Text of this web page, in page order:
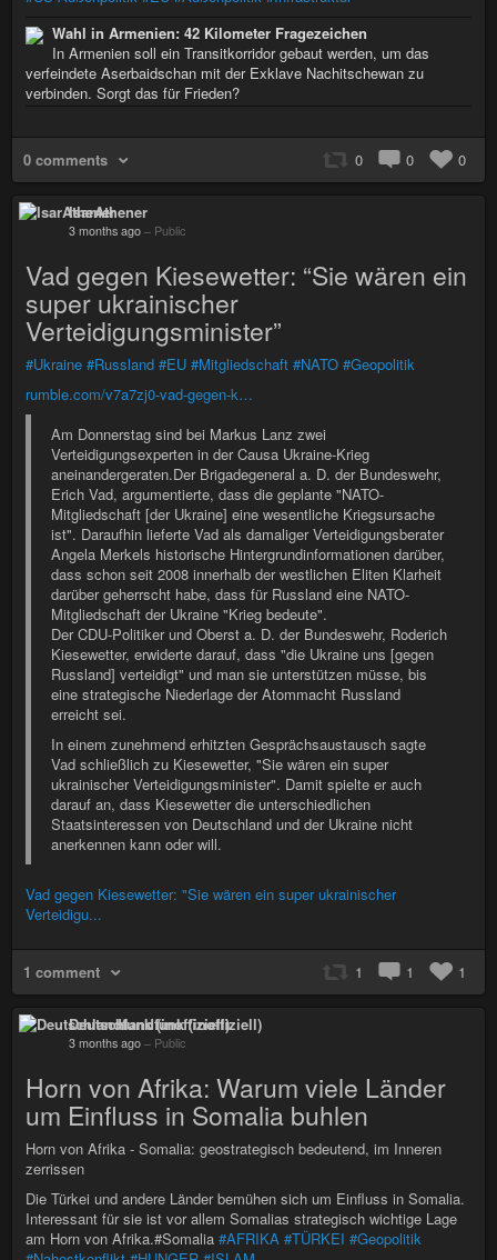
Wahl in Armenien: 42 Kilometer Fragezeichen
In Armenien soll ein Transitkorridor gebaut werden, um das
verfeindete Aserbaidschan mit der Exklave Nachitschewan zu
verbinden. Sorgt das für Frieden?
0 comments 0 0 0
IsarAthener
3 months ago – Public
Vad gegen Kiesewetter: “Sie wären ein
super ukrainischer
Verteidigungsminister”
#Ukraine #Russland #EU #Mitgliedschaft #NATO #Geopolitik
rumble.com/v7a7zj0-vad-gegen-k…
Am Donnerstag sind bei Markus Lanz zwei
Verteidigungsexperten in der Causa Ukraine-Krieg
aneinandergeraten.Der Brigadegeneral a. D. der Bundeswehr,
Erich Vad, argumentierte, dass die geplante "NATO-
Mitgliedschaft [der Ukraine] eine wesentliche Kriegsursache
ist". Daraufhin lieferte Vad als damaliger Verteidigungsberater
Angela Merkels historische Hintergrundinformationen darüber,
dass schon seit 2008 innerhalb der westlichen Eliten Klarheit
darüber geherrscht habe, dass für Russland eine NATO-
Mitgliedschaft der Ukraine "Krieg bedeute".
Der CDU-Politiker und Oberst a. D. der Bundeswehr, Roderich
Kiesewetter, erwiderte darauf, dass "die Ukraine uns [gegen
Russland] verteidigt" und man sie unterstützen müsse, bis
eine strategische Niederlage der Atommacht Russland
erreicht sei.
In einem zunehmend erhitzten Gesprächsaustausch sagte
Vad schließlich zu Kiesewetter, "Sie wären ein super
ukrainischer Verteidigungsminister". Damit spielte er auch
darauf an, dass Kiesewetter die unterschiedlichen
Staatsinteressen von Deutschland und der Ukraine nicht
anerkennen kann oder will.
Vad gegen Kiesewetter: "Sie wären ein super ukrainischer
Verteidigu...
1 comment 1 1 1
Deutschlandfunk (inoffiziell)
3 months ago – Public
Horn von Afrika: Warum viele Länder
um Einfluss in Somalia buhlen
Horn von Afrika - Somalia: geostrategisch bedeutend, im Inneren
zerrissen
Die Türkei und andere Länder bemühen sich um Einfluss in Somalia.
Interessant für sie ist vor allem Somalias strategisch wichtige Lage
am Horn von Afrika.#Somalia #AFRIKA #TÜRKEI #Geopolitik